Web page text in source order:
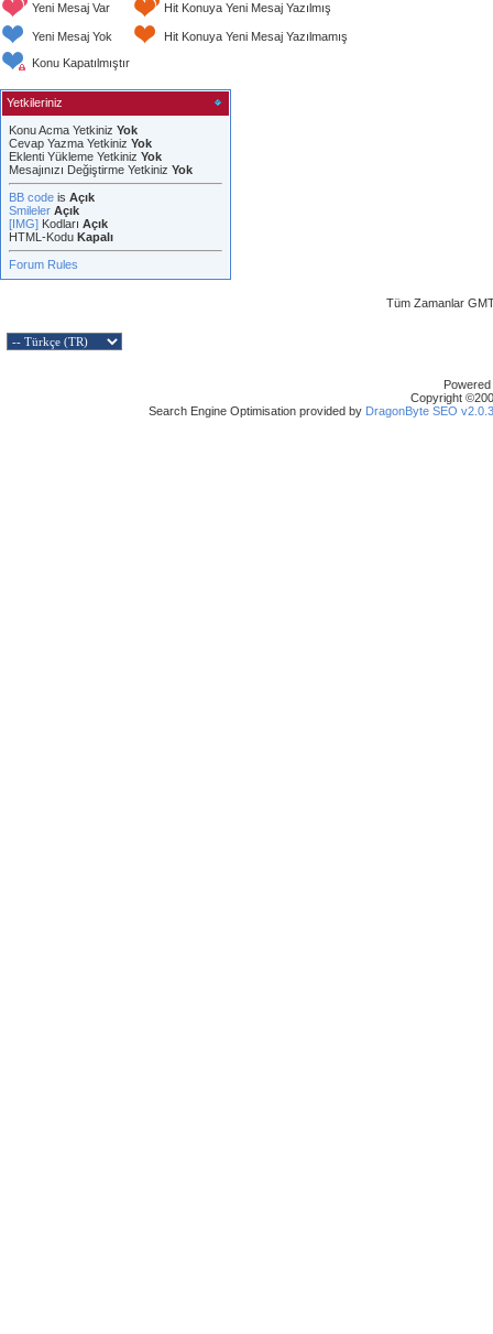
Yeni Mesaj Var Hit Konuya Yeni Mesaj Yazılmış
Yeni Mesaj Yok
Hit Konuya Yeni Mesaj Yazılmamış
Konu Kapatılmıştır
Yetkileriniz
Konu Acma Yetkiniz Yok
Cevap Yazma Yetkiniz Yok
Eklenti Yükleme Yetkiniz Yok
Mesajınızı Değiştirme Yetkiniz Yok
BB code is Açık
Smileler Açık
[IMG] Kodları Açık
HTML-Kodu Kapalı
Forum Rules
Tüm Zamanlar
Copyright
Search Engine Optimisation provided by DragonByte SEO